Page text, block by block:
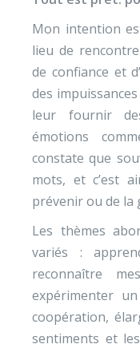
Mon intention
lieu de
de confiance et
des
leur fournir
émotions
constate que
mots, et c’est
prévenir ou de la
Les thèmes
variés :
reconnaître
expérimenter
coopération,
sentiments et